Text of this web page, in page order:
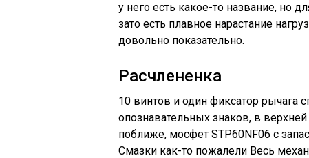
у него есть какое-то название, но
зато есть плавное нарастание
довольно показательно.
Расчлененка
10 винтов и один фиксатор рычага
опознавательных знаков, в
поближе, мосфет STP60NF06 с
Смазки как-то пожалели Весь